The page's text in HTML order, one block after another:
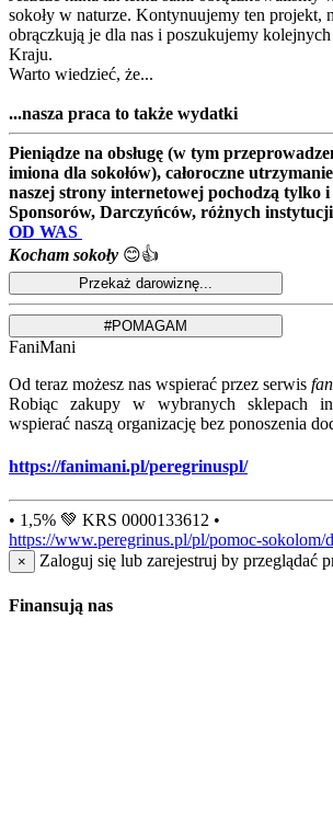
sokoły w naturze. Kontynuujemy ten projekt,
obrączkują je dla nas i poszukujemy
Kraju.
Warto wiedzieć, że...
...nasza praca to także wydatki
Pieniądze na obsługę (w tym
imiona dla sokołów), całoroczne
naszej strony internetowej pochodzą tylko i
Sponsorów, Darczyńców, różnych
OD WAS
Kocham sokoły 😊👍
FaniMani
Od teraz możesz nas wspierać przez serwis
Robiąc zakupy w wybranych sklepach
wspierać naszą organizację bez ponoszenia
https://fanimani.pl/peregrinuspl/
• 1,5% 💚 KRS 0000133612 •
https://www.peregrinus.pl/pl/pomoc-sokolom/
× Zaloguj się lub zarejestruj by przeglądać
Finansują nas